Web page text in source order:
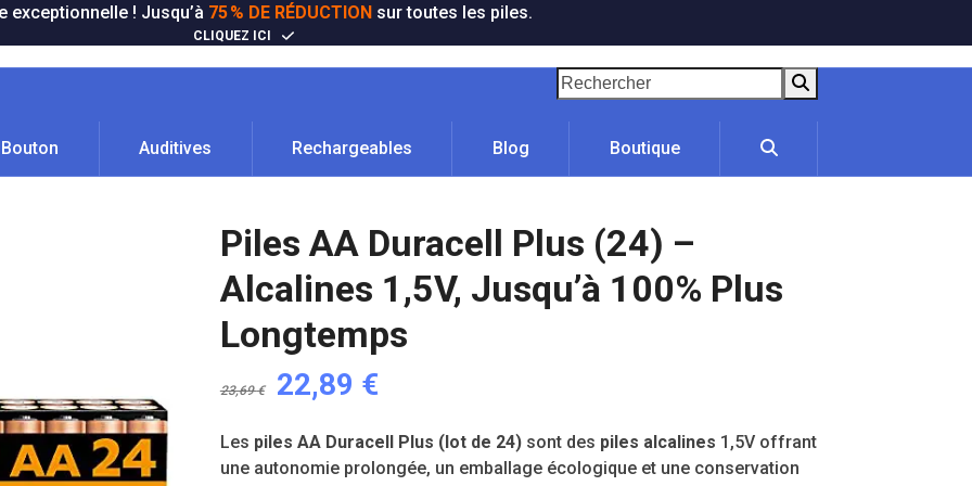
exceptionnelle ! Jusqu’à 75 % DE RÉDUCTION sur toutes les piles.
CLIQUEZ ICI
Rechercher
Bouton Auditives Rechargeables Blog Boutique
Piles AA Duracell Plus (24) –
Alcalines 1,5V, Jusqu’à 100% Plus
Longtemps
23,69€
Le
initial
22,89 €Le
actuel
Les piles AA Duracell Plus (lot de 24)sont des piles alcalines 1,5V offrant
une autonomie prolongée, un emballage écologique et une conservation